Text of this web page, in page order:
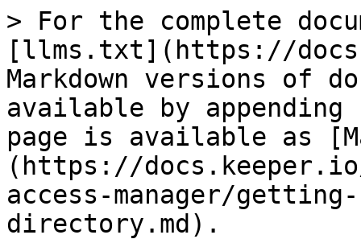
> For the complete
[llms.txt](https://
Markdown versions of
available by
page is available as
(https://
access-manager/
directory.md).